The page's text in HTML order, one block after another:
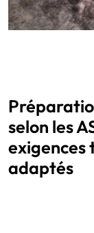
selon les
exigences
adaptés